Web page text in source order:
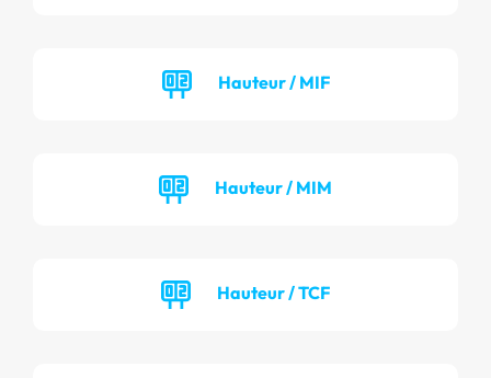
Hauteur / MIF
Hauteur / MIM
Hauteur / TCF